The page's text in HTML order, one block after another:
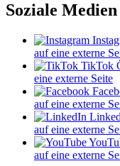
Soziale Medien
auf eine externe
TikTok
eine externe Seite
auf eine externe
auf eine externe
auf eine externe